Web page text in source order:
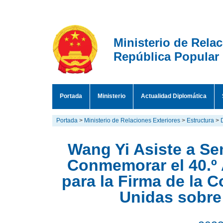
Ministerio de
República Popular
Portada Ministerio Actualidad Diplomática
Portada > Ministerio de Relaciones Exteriores > Estructura >
Wang Yi Asiste a
Conmemorar el
para la Firma de la
Unidas